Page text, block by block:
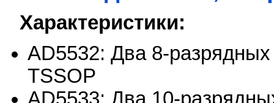
Характеристики:
AD5532: Два 8-
TSSOP